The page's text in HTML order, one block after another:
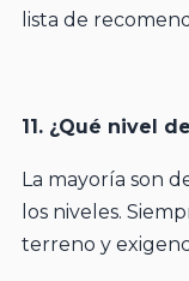
lista de
11. ¿Qué nivel
La mayoría son
los niveles.
terreno y